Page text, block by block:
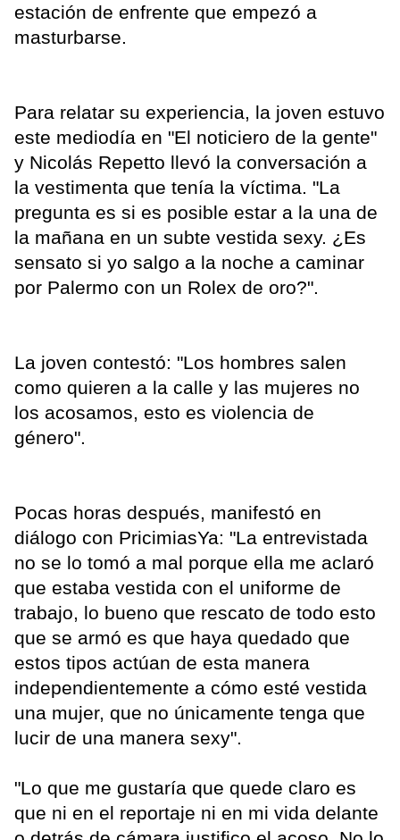
estación de enfrente que empezó a
masturbarse.
Para relatar su experiencia, la joven estuvo
este mediodía en "El noticiero de la gente"
y Nicolás Repetto llevó la conversación a
la vestimenta que tenía la víctima. "La
pregunta es si es posible estar a la una de
la mañana en un subte vestida sexy. ¿Es
sensato si yo salgo a la noche a caminar
por Palermo con un Rolex de oro?".
La joven contestó: "Los hombres salen
como quieren a la calle y las mujeres no
los acosamos, esto es violencia de
género".
Pocas horas después, manifestó en
diálogo con PricimiasYa: "La entrevistada
no se lo tomó a mal porque ella me aclaró
que estaba vestida con el uniforme de
trabajo, lo bueno que rescato de todo esto
que se armó es que haya quedado que
estos tipos actúan de esta manera
independientemente a cómo esté vestida
una mujer, que no únicamente tenga que
lucir de una manera sexy".
"Lo que me gustaría que quede claro es
que ni en el reportaje ni en mi vida delante